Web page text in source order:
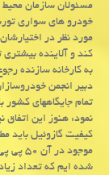
مسئولان سازمان
خودرو های سواری
مورد نظر در
كند و آلاینده
به كارخانه سازنده
دبیر انجمن
نمود: هنوز این اتفاق
موجود